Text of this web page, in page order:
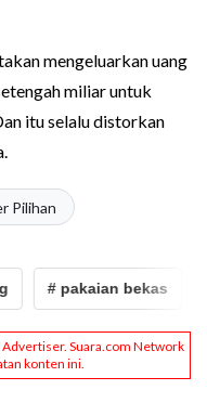
mengeluarkan uang
miliar untuk
itu selalu distorkan
Pilihan
# pakaian bekas